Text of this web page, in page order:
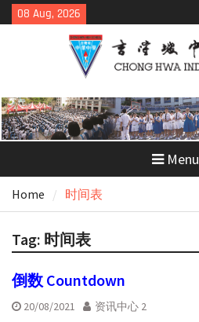
Skip
to
08 Aug, 2026
Menu
Home 时间表
Tag: 时间表
倒数 Countdown
20/08/2021 资讯中心 2